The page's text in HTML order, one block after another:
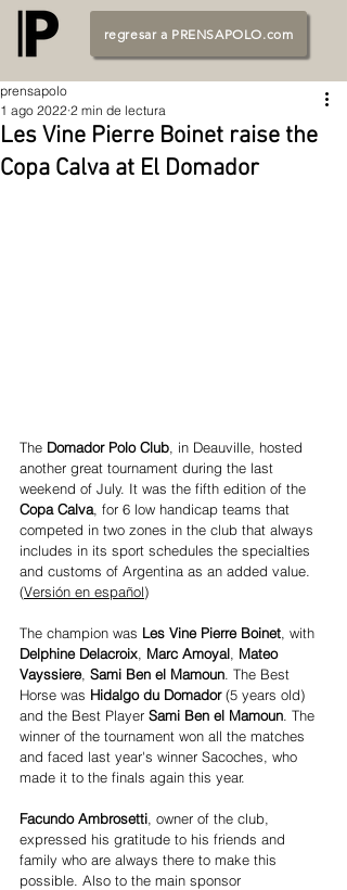
regresar a PRENSAPOLO.com
Les Vine Pierre Boinet raise the
Copa Calva at El Domador
prensapolo
1 ago 2022 2 min de lectura
The Domador Polo Club, in Deauville, hosted
another great tournament during the last
weekend of July. It was the fifth edition of the
Copa Calva, for 6 low handicap teams that
competed in two zones in the club that always
includes in its sport schedules the specialties
and customs of Argentina as an added value.
(Versión en español)
The champion was Les Vine Pierre Boinet, with
Delphine Delacroix, Marc Amoyal, Mateo
Vayssiere, Sami Ben el Mamoun. The Best
Horse was Hidalgo du Domador (5 years old)
and the Best Player Sami Ben el Mamoun. The
winner of the tournament won all the matches
and faced last year's winner Sacoches, who
made it to the finals again this year.
Facundo Ambrosetti, owner of the club,
expressed his gratitude to his friends and
family who are always there to make this
possible. Also to the main sponsor